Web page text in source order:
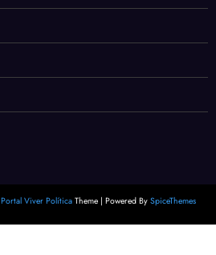
Portal Viver Política Theme | Powered By SpiceThemes